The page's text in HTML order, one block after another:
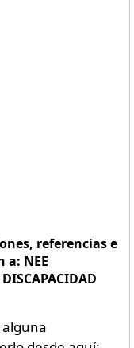
referencias e
NEE